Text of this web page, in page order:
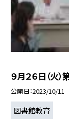
９月２６日（火
公開日 2023/10/11
図書館教育